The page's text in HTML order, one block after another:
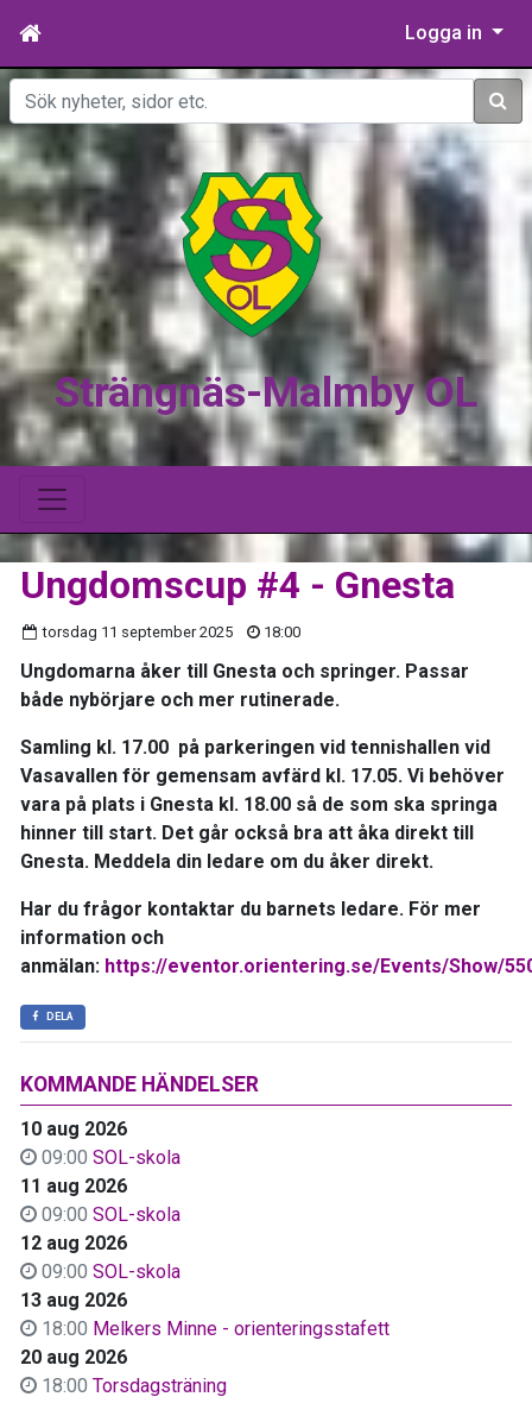
Logga in
Sök
Strängnäs-Malmby OL
KOMMANDE HÄNDELSER
10 aug 2026
09:00 SOL-skola
11 aug 2026
09:00 SOL-skola
12 aug 2026
09:00 SOL-skola
13 aug 2026
18:00 Melkers Minne - orienteringsstafett
20 aug 2026
18:00 Torsdagsträning
Ungdomscup #4 - Gnesta
torsdag 11 september 2025 18:00
Ungdomarna åker till Gnesta och springer. Passar
både nybörjare och mer rutinerade.
Samling kl. 17.00 på parkeringen vid tennishallen vid
Vasavallen för gemensam avfärd kl. 17.05. Vi behöver
vara på plats i Gnesta kl. 18.00 så de som ska springa
hinner till start. Det går också bra att åka direkt till
Gnesta. Meddela din ledare om du åker direkt.
Har du frågor kontaktar du barnets ledare. För mer
information och
anmälan: https://eventor.orientering.se/Events/Show/
DELA